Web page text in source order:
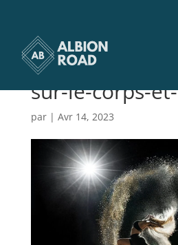
Les-bienfaits-
insouponns-de-
sur-le-corps-
par | Avr 14, 2023